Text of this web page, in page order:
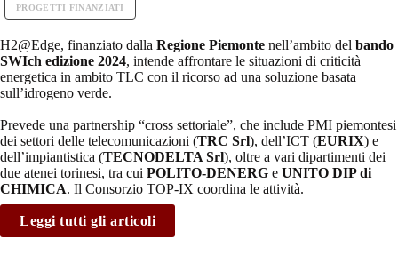
PROGETTI FINANZIATI
H2@Edge, finanziato dalla Regione Piemonte nell’ambito del bando
SWIch edizione 2024, intende affrontare le situazioni di criticità
energetica in ambito TLC con il ricorso ad una soluzione basata
sull’idrogeno verde.
Prevede una partnership “cross settoriale”, che include PMI piemontesi
dei settori delle telecomunicazioni (TRC Srl), dell’ICT (EURIX) e
dell’impiantistica (TECNODELTA Srl), oltre a vari dipartimenti dei
due atenei torinesi, tra cui POLITO-DENERG e UNITO DIP di
CHIMICA. Il Consorzio TOP-IX coordina le attività.
Leggi tutti gli articoli